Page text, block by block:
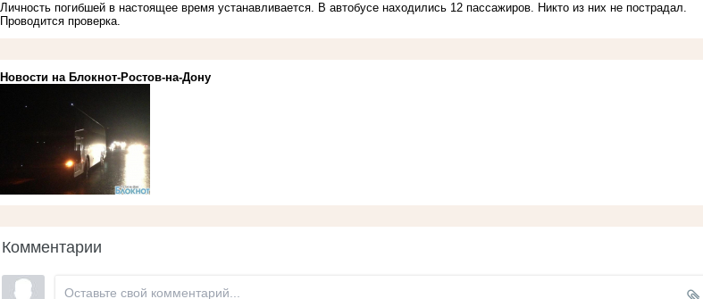
Личность погибшей в настоящее время устанавливается. В автобусе находились 12 пассажиров. Никто из них не пострадал.
Проводится проверка.
Новости на Блoкнoт-Ростов-на-Дону
Комментарии